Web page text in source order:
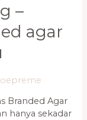
–
agar
Branded Agar
hanya sekadar